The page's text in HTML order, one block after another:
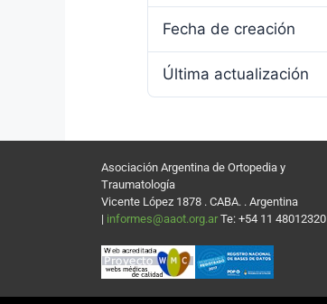
Fecha de creación
Última actualización
Asociación Argentina de Ortopedia y
Traumatología
Vicente López 1878 . CABA. . Argentina
| informes@aaot.org.ar Te: +54 11 48012320